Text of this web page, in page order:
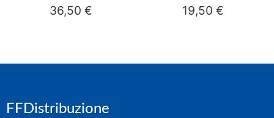
36,50 € 19,50€
FFDistribuzione